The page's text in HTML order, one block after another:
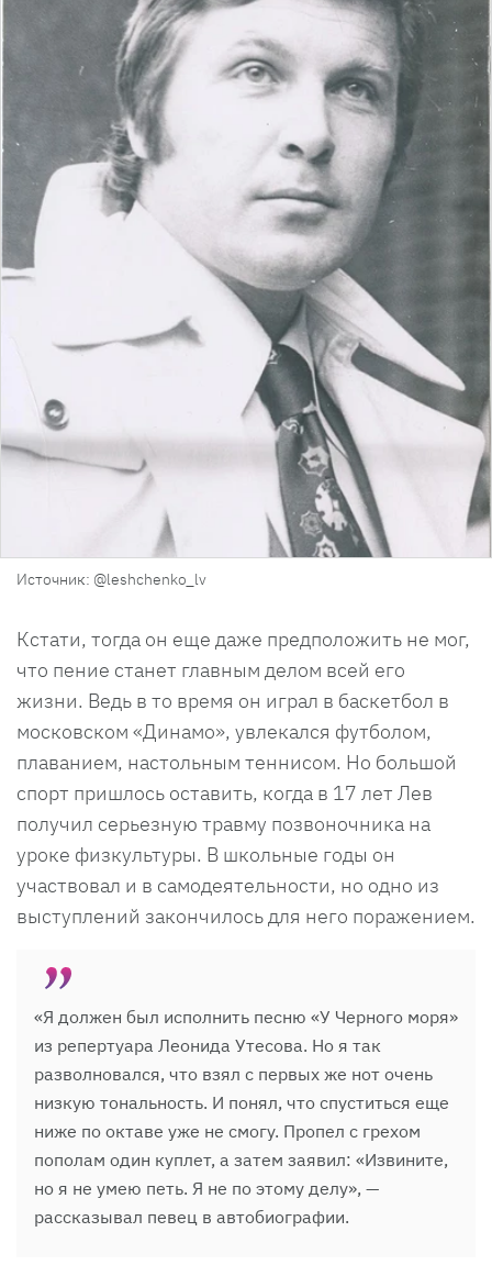
Источник: @leshchenko_lv
Кстати, тогда он еще даже предположить не мог,
что пение станет главным делом всей его
жизни. Ведь в то время он играл в баскетбол в
московском «Динамо», увлекался футболом,
плаванием, настольным теннисом. Но большой
спорт пришлось оставить, когда в 17 лет Лев
получил серьезную травму позвоночника на
уроке физкультуры. В школьные годы он
участвовал и в самодеятельности, но одно из
выступлений закончилось для него поражением.
«Я должен был исполнить песню «У Черного моря»
из репертуара Леонида Утесова. Но я так
разволновался, что взял с первых же нот очень
низкую тональность. И понял, что спуститься еще
ниже по октаве уже не смогу. Пропел с грехом
пополам один куплет, а затем заявил: «Извините,
но я не умею петь. Я не по этому делу», —
рассказывал певец в автобиографии.